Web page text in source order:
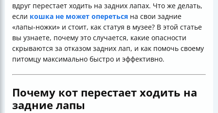
вдруг перестает ходить на задних лапах. Что же делать,
если кошка не может опереться на свои задние
«лапы-ножки» и стоит, как статуя в музее? В этой статье
вы узнаете, почему это случается, какие опасности
скрываются за отказом задних лап, и как помочь своему
питомцу максимально быстро и эффективно.
Почему кот перестает ходить на
задние лапы